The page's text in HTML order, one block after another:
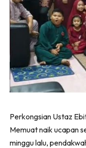
Perkongsian Ustaz
Memuat naik ucapan
minggu lalu,